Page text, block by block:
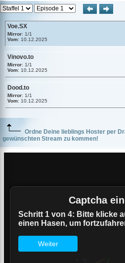
Voe.SX
Mirror: 1/1
Vom: 10.12.2025
Vinovo.to
Mirror: 1/1
Vom: 10.12.2025
Dood.to
Mirror: 1/1
Vom: 10.12.2025
Ordne Deine lieblings Hoster per
gewünschten Stream zu kommen!